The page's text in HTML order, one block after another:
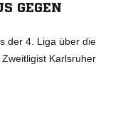
GEGEN
der 4. Liga über die
Karlsruher